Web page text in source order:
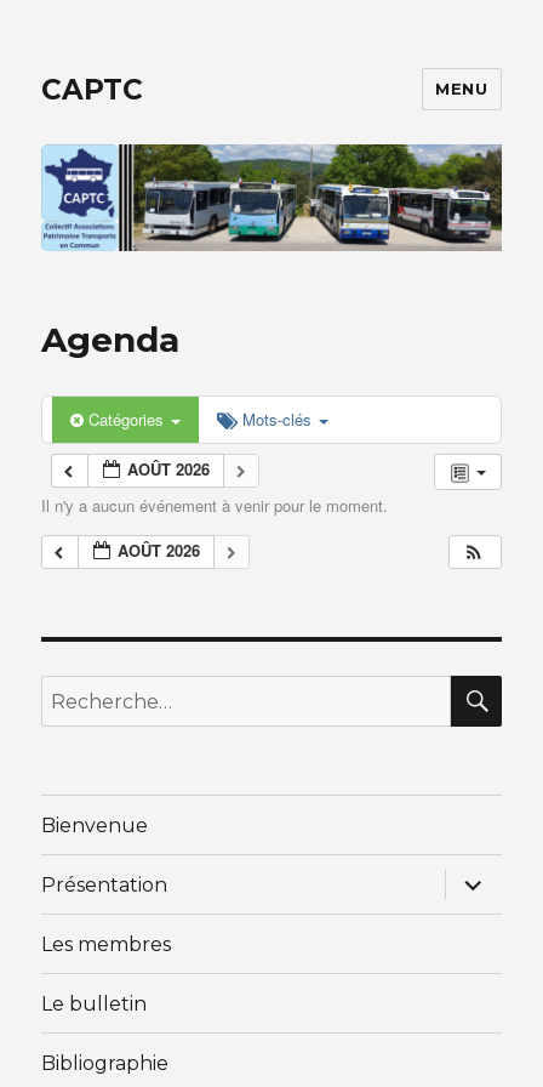
CAPTC MENU
Agenda
Catégories Mots-clés
AOÛT 2026
Il n'y a aucun événement à venir pour le moment.
AOÛT 2026
Recherche
pour
Bienvenue
Présentation
ouvrir
le
sous-
Les membres
Le bulletin
Bibliographie